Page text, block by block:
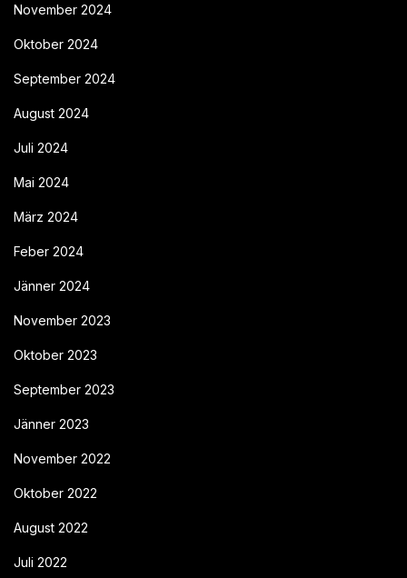
November 2024
Oktober 2024
September 2024
August 2024
Juli 2024
Mai 2024
März 2024
Feber 2024
Jänner 2024
November 2023
Oktober 2023
September 2023
Jänner 2023
November 2022
Oktober 2022
August 2022
Juli 2022